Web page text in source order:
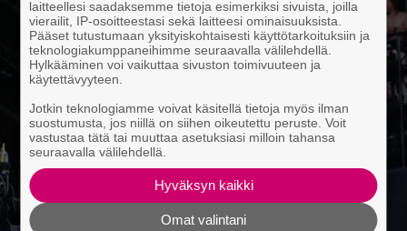
laitteellesi saadaksemme tietoja esimerkiksi sivuista, joilla
vierailit, IP-osoitteestasi sekä laitteesi ominaisuuksista.
Pääset tutustumaan yksityiskohtaisesti käyttötarkoituksiin ja
teknologiakumppaneihimme seuraavalla välilehdellä.
Hylkääminen voi vaikuttaa sivuston toimivuuteen ja
käytettävyyteen.
Jotkin teknologiamme voivat käsitellä tietoja myös ilman
suostumusta, jos niillä on siihen oikeutettu peruste. Voit
vastustaa tätä tai muuttaa asetuksiasi milloin tahansa
seuraavalla välilehdellä.
Hyväksyn kaikki
Omat valintani